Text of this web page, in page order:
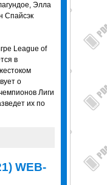
Элла
Спайсэк
League of
в
о
Лиги
их по
WEB-